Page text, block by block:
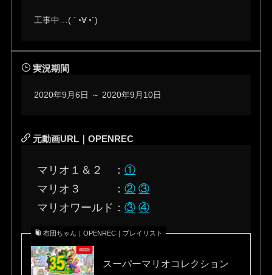
工事中…( ´◔∀◔`)ゞ
実況期間
2020年9月6日 ～ 2020年9月10日
元動画URL｜OPENREC
マリオ１＆２ ：①
マリオ３ ：② ③
マリオワールド：③ ④
布団ちゃん｜OPENREC｜プレイリスト
スーパーマリオコレクション